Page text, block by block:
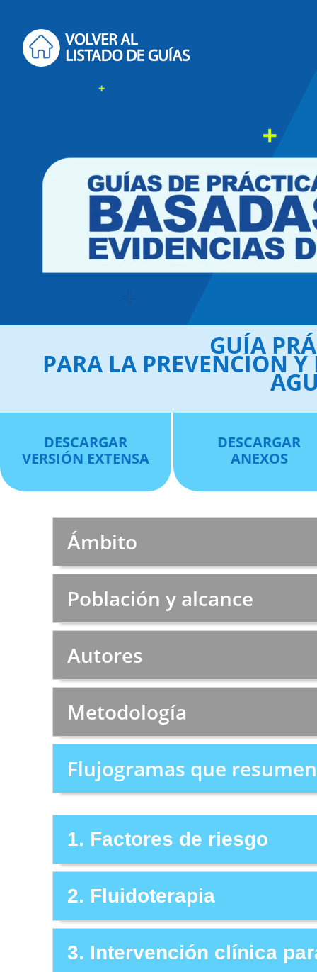
GUÍA
PARA LA PREVENCION
DESCARGAR
VERSIÓN EXTENSA
DESCARGAR
ANEXOS
Ámbito
Población y alcance
Autores
Metodología
Flujogramas que
1. Factores de riesgo
2. Fluidoterapia
3. Intervención clínica